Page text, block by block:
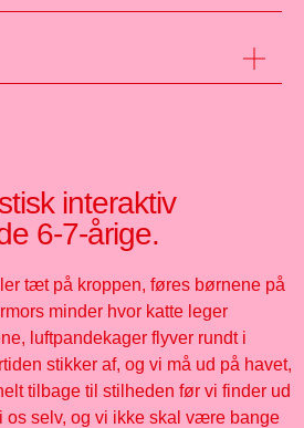
interaktiv
6-7-årige.
tæt på kroppen, føres børnene på
minder hvor katte leger
luftpandekager flyver rundt i
stikker af, og vi må ud på havet,
tilbage til stilheden før vi finder ud
os selv, og vi ikke skal være bange